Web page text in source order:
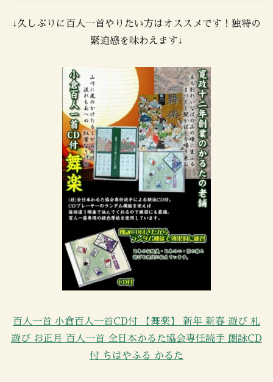
↓久しぶりに百人一首やりたい方はオススメです！独特の
緊迫感を味わえます↓
百人一首 小倉百人一首CD付 【舞楽】 新年 新春 遊び 札
遊び お正月 百人一首 全日本かるた協会専任読手 朗詠CD
付 ちはやふる かるた